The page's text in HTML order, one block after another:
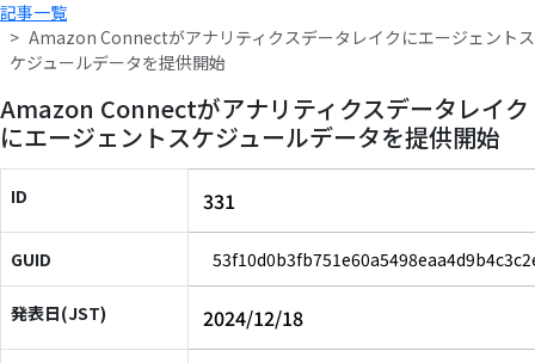
記事一覧
Amazon Connectがアナリティクスデータレイクにエージェントス
ケジュールデータを提供開始
Amazon Connectがアナリティクスデータレイク
にエージェントスケジュールデータを提供開始
ID 331
GUID
発表日(JST) 2024/12/18